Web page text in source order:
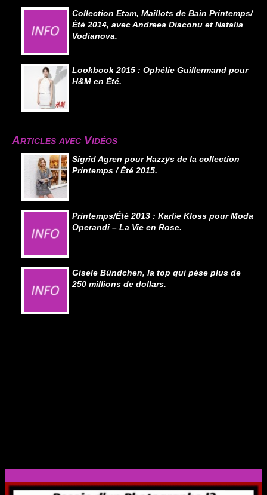
Collection Etam, Maillots de Bain Printemps/
Été 2014, avec Andreea Diaconu et Natalia
Vodianova.
Lookbook 2015 : Ophélie Guillermand pour
H&M en Été.
Articles avec Vidéos
Sigrid Agren pour Hazzys de la collection
Printemps / Été 2015.
Printemps/Été 2013 : Karlie Kloss pour Moda
Operandi – La Vie en Rose.
Gisele Bündchen, la top qui pèse plus de
250 millions de dollars.